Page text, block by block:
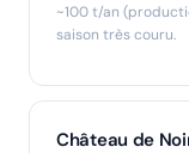
~100 t/an
saison très couru.
Château de